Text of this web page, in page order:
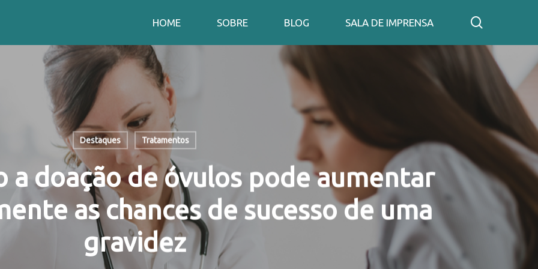
HOME SOBRE BLOG SALA DE IMPRENSA
Destaques Tratamentos
a doação de óvulos pode aumentar
as chances de sucesso de uma
gravidez